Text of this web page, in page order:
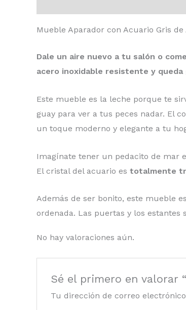
Mueble Aparador con Acuario Gris
Dale un aire nuevo a tu salón o
acero inoxidable resistente y
Este mueble es la leche porque te
guay para ver a tus peces nadar. El
un toque moderno y elegante a tu
Imagínate tener un pedacito de mar
El cristal del acuario es totalmente
Además de ser bonito, este mueble es
ordenada. Las puertas y los
No hay valoraciones aún.
Sé el primero en valorar
Tu dirección de correo